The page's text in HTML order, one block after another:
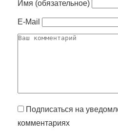
Имя (обязательное)
E-Mail
Подписаться на
комментариях